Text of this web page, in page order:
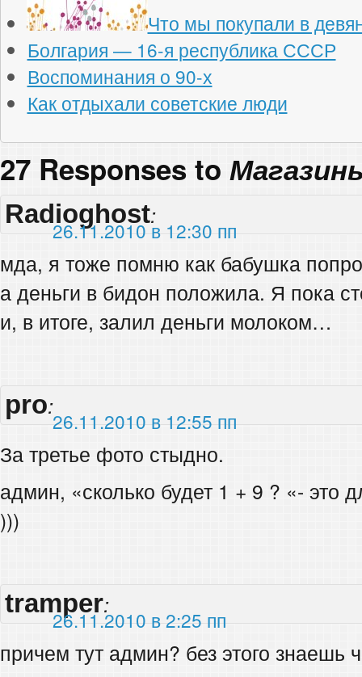
Что мы покупали в
Болгария — 16-я республика СССР
Воспоминания о 90-х
Как отдыхали советские люди
27 Responses to
Radioghost:
26.11.2010 в 12:30 пп
мда, я тоже помню как бабушка
а деньги в бидон положила. Я пока
и, в итоге, залил деньги молоком…
pro:
26.11.2010 в 12:55 пп
За третье фото стыдно.
админ, «сколько будет 1 + 9 ? «- это
)))
tramper:
26.11.2010 в 2:25 пп
причем тут админ? без этого знаешь